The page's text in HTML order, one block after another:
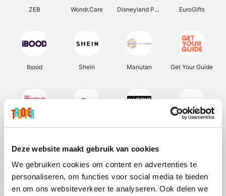
Deze website maakt gebruik van cookies
We gebruiken cookies om content en advertenties te
personaliseren, om functies voor social media te bieden
en om ons websiteverkeer te analyseren. Ook delen we
ZEB Wondr.Care Disneyland Paris EuroGifts
Ibood Shein Manutan Get Your Guide